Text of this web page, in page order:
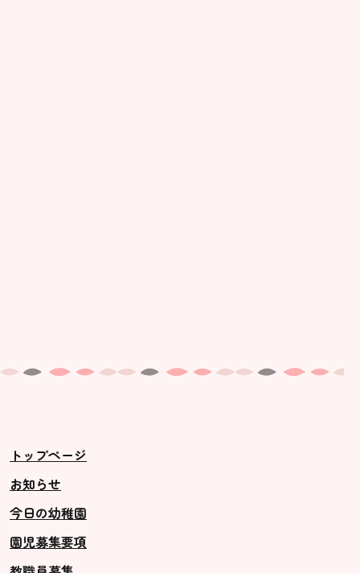
トップページ
お知らせ
今日の幼稚園
園児募集要項
未就園児クラス
ス ]
2歳児ひとり登園［ゆず組 ]
グループ施設・
関係先リンク